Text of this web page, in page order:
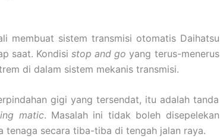
membuat sistem transmisi otomatis Daihatsu
saat. Kondisistop and go yang terus-menerus
di dalam sistem mekanis transmisi.
gigi yang tersendat, itu adalah tanda
matic. Masalah ini tidak boleh disepelekan
tenaga secara tiba-tiba di tengah jalan raya.